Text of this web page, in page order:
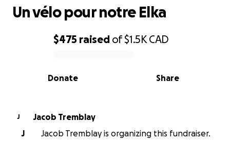
0% complete
$475 raised of$1.5K CAD
Share
Donate
Un vélo pour notre Elka
J
Jacob Tremblay
J
Jacob Tremblay is organizing this fundraiser.